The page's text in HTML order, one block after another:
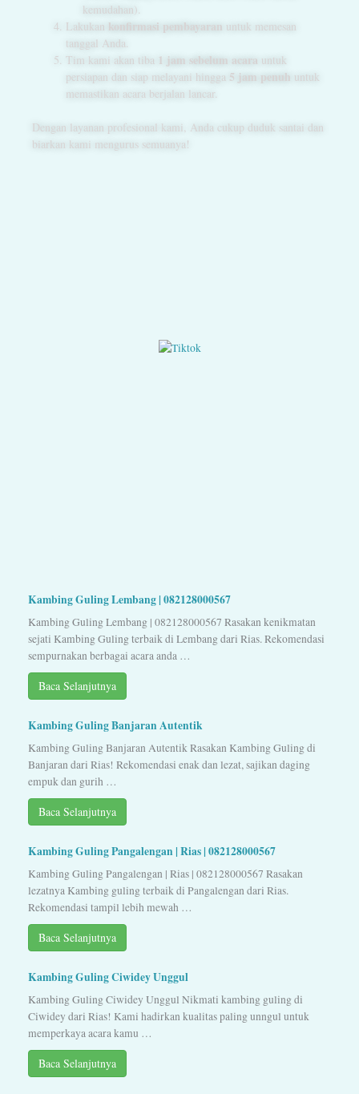
kemudahan).
Lakukan konfirmasi pembayaran untuk memesan
tanggal Anda.
Tim kami akan tiba 1 jam sebelum acara untuk
persiapan dan siap melayani hingga 5 jam penuh untuk
memastikan acara berjalan lancar.
Dengan layanan profesional kami, Anda cukup duduk santai dan
biarkan kami mengurus semuanya!
Kambing Guling Lembang | 082128000567
Kambing Guling Lembang | 082128000567 Rasakan kenikmatan
sejati Kambing Guling terbaik di Lembang dari Rias. Rekomendasi
sempurnakan berbagai acara anda …
Baca Selanjutnya
Kambing Guling Banjaran Autentik
Kambing Guling Banjaran Autentik Rasakan Kambing Guling di
Banjaran dari Rias! Rekomendasi enak dan lezat, sajikan daging
empuk dan gurih …
Baca Selanjutnya
Kambing Guling Pangalengan | Rias | 082128000567
Kambing Guling Pangalengan | Rias | 082128000567 Rasakan
lezatnya Kambing guling terbaik di Pangalengan dari Rias.
Rekomendasi tampil lebih mewah …
Baca Selanjutnya
Kambing Guling Ciwidey Unggul
Kambing Guling Ciwidey Unggul Nikmati kambing guling di
Ciwidey dari Rias! Kami hadirkan kualitas paling unngul untuk
memperkaya acara kamu …
Baca Selanjutnya